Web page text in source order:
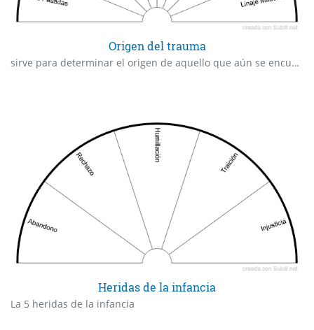
Origen del trauma
sirve para determinar el origen de aquello que aún se encuentra pendiente de sanación
Heridas de la infancia
La 5 heridas de la infancia